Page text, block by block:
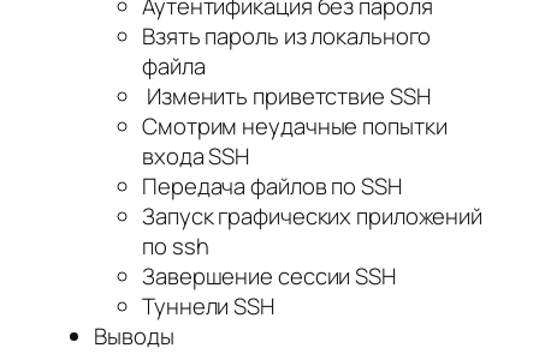
Взять пароль из локального
файла
Изменить приветствие SSH
Смотрим неудачные попытки
входа SSH
Передача файлов по SSH
Запуск графических приложений
по ssh
Завершение сессии SSH
Туннели SSH
Выводы